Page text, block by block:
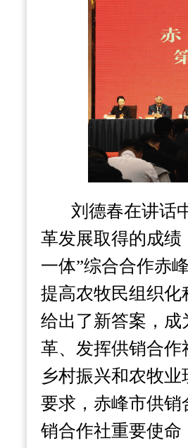
刘德春在讲话
革发展取得的成绩
一体”综合合作赤
提高农牧民组织
给出了新答案，
革、发挥供销合
乡村振兴和农牧
要求，赤峰市供
销合作社重要使